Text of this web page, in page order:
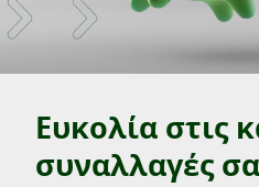
Ευκολία στις
συναλλαγές